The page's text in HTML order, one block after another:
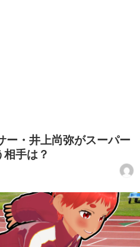
ー・井上尚弥がスーパー
手は？